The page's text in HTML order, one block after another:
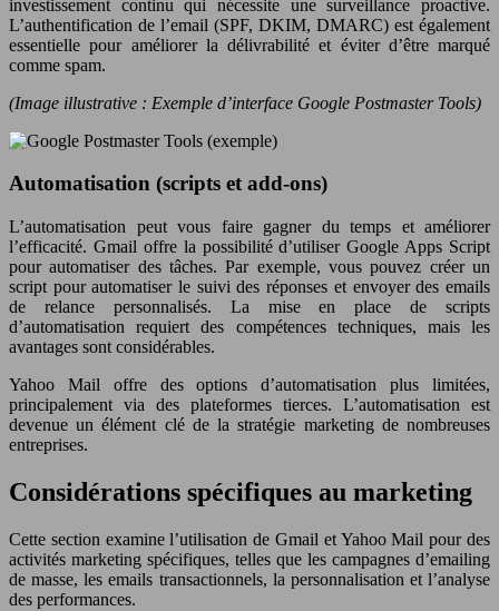
investissement continu qui nécessite une surveillance proactive.
L’authentification de l’email (SPF, DKIM, DMARC) est également
essentielle pour améliorer la délivrabilité et éviter d’être marqué
comme spam.
(Image illustrative : Exemple d’interface Google Postmaster Tools)
Automatisation (scripts et add-ons)
L’automatisation peut vous faire gagner du temps et améliorer
l’efficacité. Gmail offre la possibilité d’utiliser Google Apps Script
pour automatiser des tâches. Par exemple, vous pouvez créer un
script pour automatiser le suivi des réponses et envoyer des emails
de relance personnalisés. La mise en place de scripts
d’automatisation requiert des compétences techniques, mais les
avantages sont considérables.
Yahoo Mail offre des options d’automatisation plus limitées,
principalement via des plateformes tierces. L’automatisation est
devenue un élément clé de la stratégie marketing de nombreuses
entreprises.
Considérations spécifiques au marketing
Cette section examine l’utilisation de Gmail et Yahoo Mail pour des
activités marketing spécifiques, telles que les campagnes d’emailing
de masse, les emails transactionnels, la personnalisation et l’analyse
des performances.